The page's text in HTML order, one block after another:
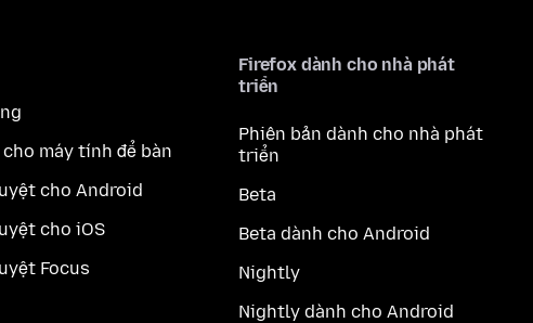
máy tính để bàn
cho Android
cho iOS
Focus
Firefox dành cho nhà phát
triển
Phiên bản dành cho nhà phát
triển
Beta
Beta dành cho Android
Nightly
Nightly dành cho Android